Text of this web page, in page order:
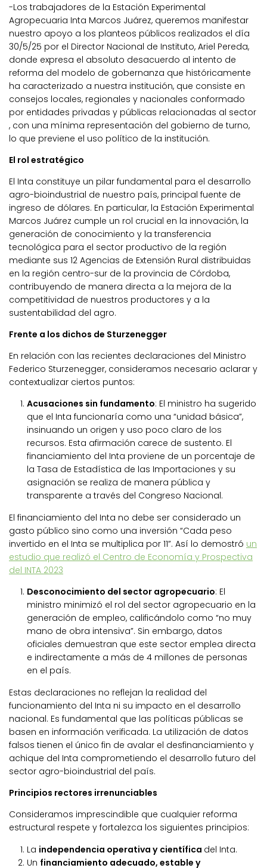
-Los trabajadores de la Estación Experimental
Agropecuaria Inta Marcos Juárez, queremos manifestar
nuestro apoyo a los planteos públicos realizados el día
30/5/25 por el Director Nacional de Instituto, Ariel Pereda,
donde expresa el absoluto desacuerdo al intento de
reforma del modelo de gobernanza que históricamente
ha caracterizado a nuestra institución, que consiste en
consejos locales, regionales y nacionales conformado
por entidades privadas y públicas relacionadas al sector
, con una mínima representación del gobierno de turno,
lo que previene el uso político de la institución.
El rol estratégico
El Inta constituye un pilar fundamental para el desarrollo
agro-bioindustrial de nuestro país, principal fuente de
ingreso de dólares. En particular, la Estación Experimental
Marcos Juárez cumple un rol crucial en la innovación, la
generación de conocimiento y la transferencia
tecnológica para el sector productivo de la región
mediante sus 12 Agencias de Extensión Rural distribuidas
en la región centro-sur de la provincia de Córdoba,
contribuyendo de manera directa a la mejora de la
competitividad de nuestros productores y a la
sustentabilidad del agro.
Frente a los dichos de Sturzenegger
En relación con las recientes declaraciones del Ministro
Federico Sturzenegger, consideramos necesario aclarar y
contextualizar ciertos puntos:
Acusaciones sin fundamento: El ministro ha sugerido
que el Inta funcionaría como una “unidad básica”,
insinuando un origen y uso poco claro de los
recursos. Esta afirmación carece de sustento. El
financiamiento del Inta proviene de un porcentaje de
la Tasa de Estadística de las Importaciones y su
asignación se realiza de manera pública y
transparente a través del Congreso Nacional.
El financiamiento del Inta no debe ser considerado un
gasto público sino como una inversión “Cada peso
invertido en el Inta se multiplica por 11”. Así lo demostró un
estudio que realizó el Centro de Economía y Prospectiva
del INTA 2023
Desconocimiento del sector agropecuario: El
ministro minimizó el rol del sector agropecuario en la
generación de empleo, calificándolo como “no muy
mano de obra intensiva”. Sin embargo, datos
oficiales demuestran que este sector emplea directa
e indirectamente a más de 4 millones de personas
en el país.
Estas declaraciones no reflejan la realidad del
funcionamiento del Inta ni su impacto en el desarrollo
nacional. Es fundamental que las políticas públicas se
basen en información verificada. La utilización de datos
falsos tienen el único fin de avalar el desfinanciamiento y
achique del Inta comprometiendo el desarrollo futuro del
sector agro-bioindustrial del país.
Principios rectores irrenunciables
Consideramos imprescindible que cualquier reforma
estructural respete y fortalezca los siguientes principios:
La independencia operativa y científica del Inta.
Un financiamiento adecuado, estable y